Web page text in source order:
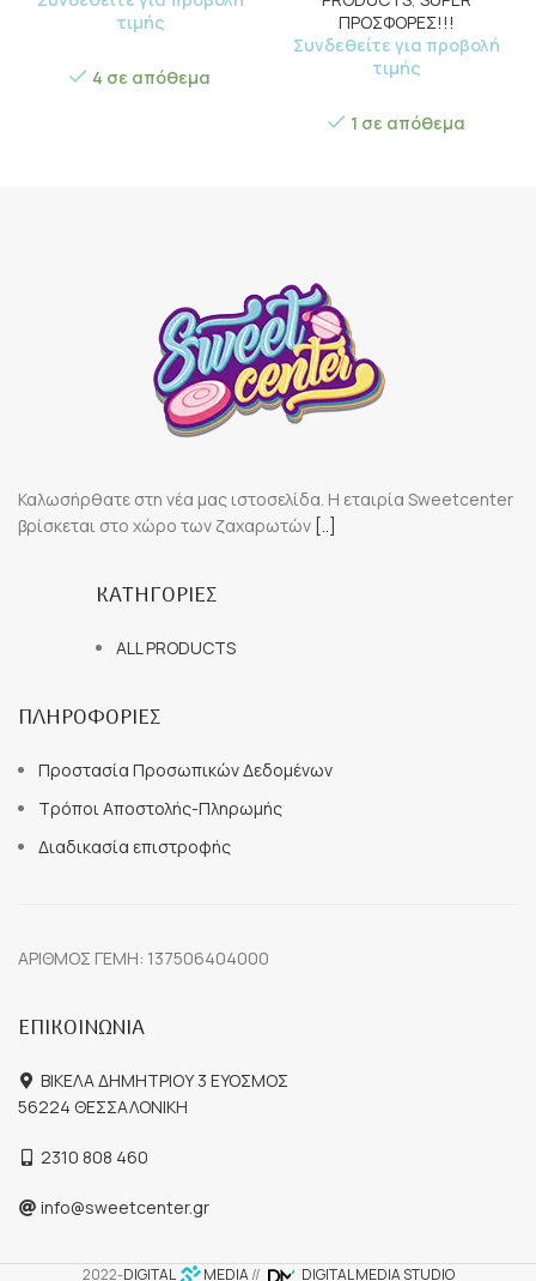
τιμής
4 σε απόθεμα
ΠΡΟΣΦΟΡΕΣ!!!
Συνδεθείτε για προβολή
τιμής
1 σε απόθεμα
Καλωσήρθατε στη νέα μας ιστοσελίδα. Η εταιρία Sweetcenter
βρίσκεται στο χώρο των ζαχαρωτών [..]
ΚΑΤΗΓΟΡΙΕΣ
ALL PRODUCTS
ΠΛΗΡΟΦΟΡΙΕΣ
Προστασία Προσωπικών Δεδομένων
Τρόποι Αποστολής-Πληρωμής
Διαδικασία επιστροφής
ΑΡΙΘΜΟΣ ΓΕΜΗ: 137506404000
ΕΠΙΚΟΙΝΩΝΙΑ
ΒΙΚΕΛΑ ΔΗΜΗΤΡΙΟΥ 3 ΕΥΟΣΜΟΣ
56224 ΘΕΣΣΑΛΟΝΙΚΗ
2310 808 460
info@sweetcenter.gr
2022-DIGITAL MEDIA// DIGITAL MEDIA STUDIO